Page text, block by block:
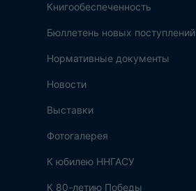
Книгообеспеченность
Бюллетень новых поступлений
Нормативные документы
Новости
Выставки
Фотогалерея
К юбилею ННГАСУ
К 80-летию Победы